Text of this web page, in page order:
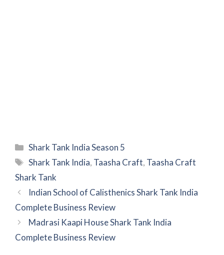
Categories
Shark Tank India Season 5
Tags
Shark Tank India, Taasha Craft, Taasha Craft
Shark Tank
Indian School of Calisthenics Shark Tank India
Complete Business Review
Madrasi Kaapi House Shark Tank India
Complete Business Review